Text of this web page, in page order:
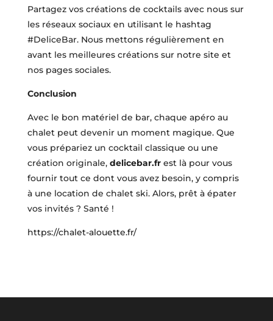
Partagez vos créations de cocktails avec nous sur
les réseaux sociaux en utilisant le hashtag
#DeliceBar. Nous mettons régulièrement en
avant les meilleures créations sur notre site et
nos pages sociales.
Conclusion
Avec le bon matériel de bar, chaque apéro au
chalet peut devenir un moment magique. Que
vous prépariez un cocktail classique ou une
création originale, delicebar.frest là pour vous
fournir tout ce dont vous avez besoin, y compris
à une location de chalet ski. Alors, prêt à épater
vos invités ? Santé !
https://chalet-alouette.fr/